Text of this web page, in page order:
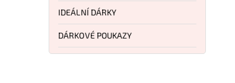
IDEÁLNÍ DÁRKY
DÁRKOVÉ POUKAZY